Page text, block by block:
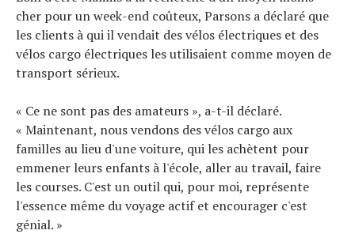
cher pour un week-end coûteux, Parsons a déclaré que
les clients à qui il vendait des vélos électriques et des
vélos cargo électriques les utilisaient comme moyen de
transport sérieux.
« Ce ne sont pas des amateurs », a-t-il déclaré.
« Maintenant, nous vendons des vélos cargo aux
familles au lieu d'une voiture, qui les achètent pour
emmener leurs enfants à l'école, aller au travail, faire
les courses. C'est un outil qui, pour moi, représente
l'essence même du voyage actif et encourager c'est
génial. »